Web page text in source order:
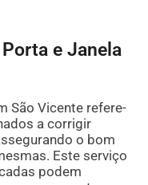
Porta e Janela
São Vicente refere-
a corrigir
o bom
Este serviço
podem